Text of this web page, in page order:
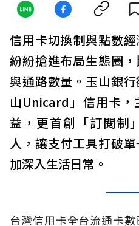
信用卡切換制與點數
紛紛搶進布局生態圈
與通路數量。玉山銀
山Unicard」信用卡，
益，更首創「訂閱制
人，讓支付工具打破
加深入生活日常。
台灣信用卡全台流通卡